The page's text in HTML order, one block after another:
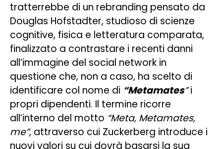
tratterrebbe di un rebranding pensato da
Douglas Hofstadter, studioso di scienze
cognitive, fisica e letteratura comparata,
finalizzato a contrastare i recenti danni
all’immagine del social network in
questione che, non a caso, ha scelto di
identificare col nome di “Metamates”i
propri dipendenti. Il termine ricorre
all’interno del motto “Meta, Metamates,
me”, attraverso cui Zuckerberg introduce i
nuovi valori su cui dovrà basarsi la sua